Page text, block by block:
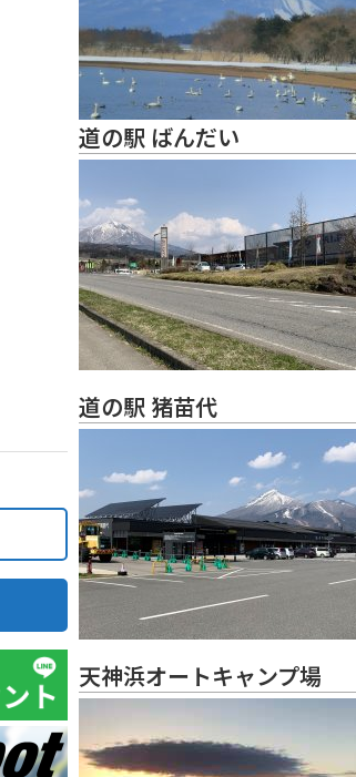
道の駅 ばんだい
道の駅 猪苗代
天神浜オートキャンプ場